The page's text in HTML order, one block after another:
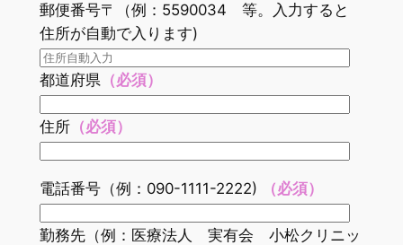
郵便番号〒（例：5590034 等。入力すると
住所が自動で入ります)
都道府県（必須）
住所（必須）
電話番号（例：090-1111-2222) （必須）
勤務先（例：医療法人 実有会 小松クリニッ